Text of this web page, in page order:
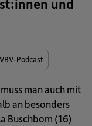
und
Podcast
man auch mit
an besonders
Buschbom (16)